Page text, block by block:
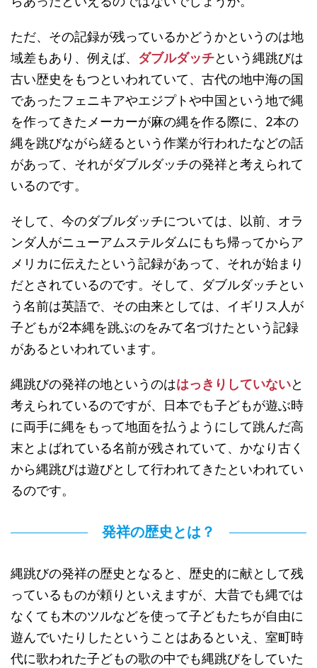
ただ、その記録が残っているかどうかというのは地
域差もあり、例えば、 ダブルダッチという縄跳びは
古い歴史をもつといわれていて、古代の地中海の国
であったフェニキアやエジプトや中国という地で縄
を作ってきたメーカーが麻の縄を作る際に、2本の
縄を跳びながら縒るという作業が行われたなどの話
があって、それがダブルダッチの発祥と考えられて
いるのです。
そして、今のダブルダッチについては、以前、オラ
ンダ人がニューアムステルダムにもち帰ってからア
メリカに伝えたという記録があって、それが始まり
だとされているのです。そして、ダブルダッチとい
う名前は英語で、その由来としては、イギリス人が
子どもが2本縄を跳ぶのをみて名づけたという記録
があるといわれています。
縄跳びの発祥の地というのははっきりしていないと
考えられているのですが、日本でも子どもが遊ぶ時
に両手に縄をもって地面を払うようにして跳んだ高
末とよばれている名前が残されていて、かなり古く
から縄跳びは遊びとして行われてきたといわれてい
るのです。
発祥の歴史とは？
縄跳びの発祥の歴史となると、歴史的に献として残
っているものが頼りといえますが、大昔でも縄では
なくても木のツルなどを使って子どもたちが自由に
遊んでいたりしたということはあるといえ、室町時
代に歌われた子どもの歌の中でも縄跳びをしていた